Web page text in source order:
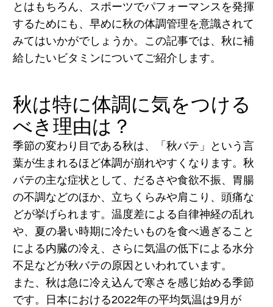
とはもちろん、スポーツでパフォーマンスを発揮
するためにも、早めに秋の体調管理を意識されて
みてはいかがでしょうか。この記事では、秋に補
給したいビタミンについてご紹介します。
秋は特に体調に気をつける
べき理由は？
季節の変わり目である秋は、「秋バテ」という言
葉が生まれるほど体調が崩れやすくなります。秋
バテの主な症状として、だるさや食欲不振、胃腸
の不調などのほか、立ちくらみや肩こり、頭痛な
どが挙げられます。温度差による自律神経の乱れ
や、夏の暑い時期に冷たいものを食べ過ぎること
による内臓の冷え、さらに気温の低下による水分
不足などが秋バテの原因といわれています。
また、秋は急に冷え込んで寒さを感じ始める季節
です。日本における2022年の平均気温は9月が